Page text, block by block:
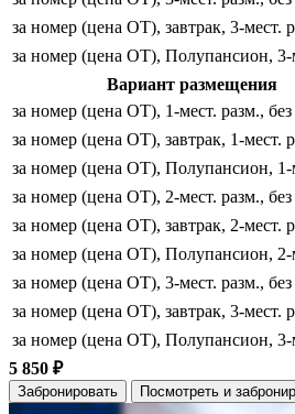
за номер (цена ОТ), завтрак, 3-мест.
за номер (цена ОТ), Полупансион, 3-
Вариант размещения
за номер (цена ОТ), 1-мест. разм., без
за номер (цена ОТ), завтрак, 1-мест.
за номер (цена ОТ), Полупансион, 1-
за номер (цена ОТ), 2-мест. разм., без
за номер (цена ОТ), завтрак, 2-мест.
за номер (цена ОТ), Полупансион, 2-
за номер (цена ОТ), 3-мест. разм., без
за номер (цена ОТ), завтрак, 3-мест.
за номер (цена ОТ), Полупансион, 3-
5 850 ₽
Забронировать Посмотреть и